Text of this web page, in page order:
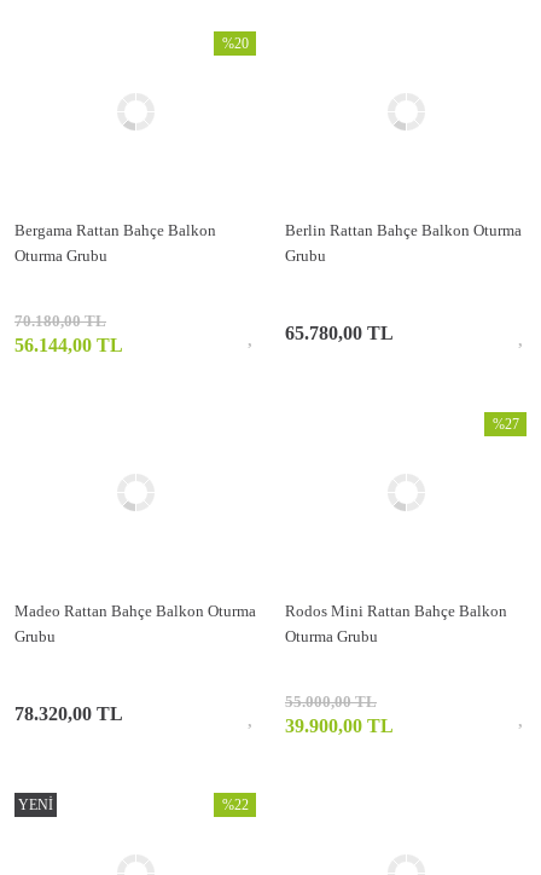
Bergama Rattan Bahçe Balkon
Oturma Grubu
%20
70.180,00 TL
56.144,00 TL
Berlin Rattan Bahçe Balkon Oturma
Grubu
65.780,00 TL
Madeo Rattan Bahçe Balkon Oturma
Grubu
78.320,00 TL
Rodos Mini Rattan Bahçe Balkon
Oturma Grubu
%27
55.000,00 TL
39.900,00 TL
YENİ %22